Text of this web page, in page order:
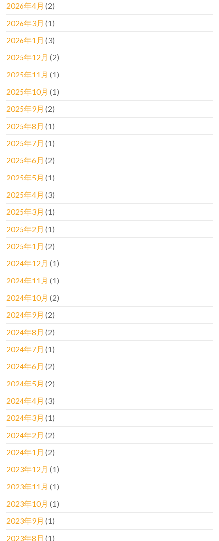
2026年4月 (2)
2026年3月 (1)
2026年1月 (3)
2025年12月 (2)
2025年11月 (1)
2025年10月 (1)
2025年9月 (2)
2025年8月 (1)
2025年7月 (1)
2025年6月 (2)
2025年5月 (1)
2025年4月 (3)
2025年3月 (1)
2025年2月 (1)
2025年1月 (2)
2024年12月 (1)
2024年11月 (1)
2024年10月 (2)
2024年9月 (2)
2024年8月 (2)
2024年7月 (1)
2024年6月 (2)
2024年5月 (2)
2024年4月 (3)
2024年3月 (1)
2024年2月 (2)
2024年1月 (2)
2023年12月 (1)
2023年11月 (1)
2023年10月 (1)
2023年9月 (1)
2023年8月 (1)